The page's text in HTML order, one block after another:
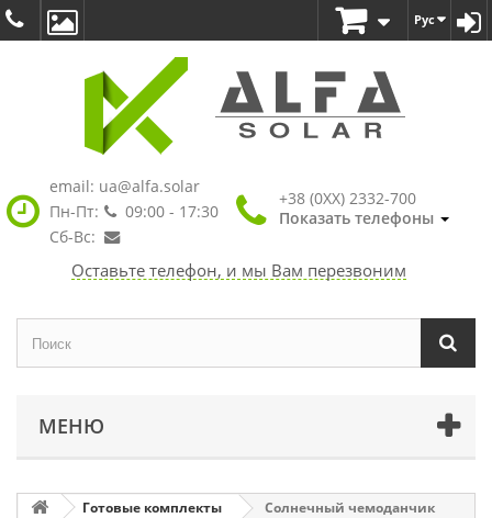
Рус
email: ua@alfa.solar
Пн-Пт:
09:00 - 17:30
Сб-Вс:
+38 (0XX) 2332-700
Показать телефоны
Оставьте телефон, и мы Вам перезвоним
МЕНЮ
Готовые комплекты
Солнечный чемоданчик